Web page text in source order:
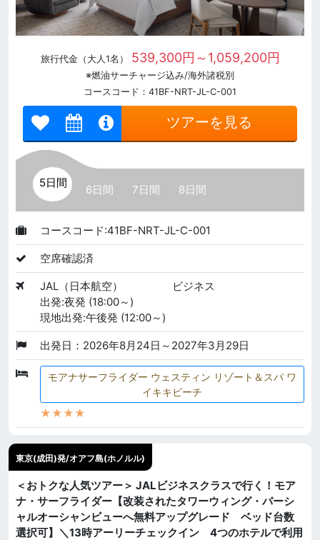
旅行代金（大人1名） 539,300円～1,059,200円
※燃油サーチャージ込み/海外諸税別
コースコード：41BF-NRT-JL-C-001
ツアーを見る
5日間
6日間 7日間 8日間
コースコード:41BF-NRT-JL-C-001
空席確認済
JAL（日本航空）
ビジネス
出発:夜発 (18:00～)
現地出発:午後発 (12:00～)
出発日：2026年8月24日～2027年3月29日
モアナサーフライダー ウェスティン リゾート＆スパ ワ
イキキビーチ
★★★★
東京(成田)発/オアフ島(ホノルル)
＜おトクな人気ツアー＞ JALビジネスクラスで行く！モア
ナ・サーフライダー【改装されたタワーウィング・パーシ
ャルオーシャンビューへ無料アップグレード ベッド台数
選択可】＼13時アーリーチェックイン 4つのホテルで利用